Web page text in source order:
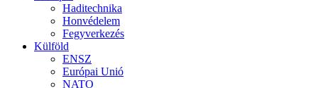
Haditechnika
Honvédelem
Fegyverkezés
Külföld
ENSZ
Európai Unió
NATO